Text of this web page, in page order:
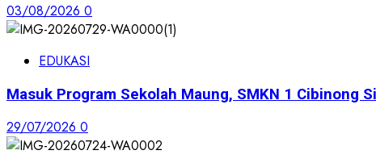
03/08/2026 0
EDUKASI
Masuk Program Sekolah Maung, SMKN 1 Cibinong
29/07/2026 0